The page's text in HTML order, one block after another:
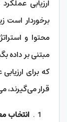
ارزیابی
برخوردار است
محتوا و
مبتنی بر داده
که برای
قرار می‌گیرند،
انتخاب